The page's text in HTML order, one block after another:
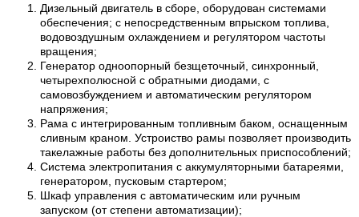
Дизельный двигатель в сборе, оборудован системами
обеспечения; с непосредственным впрыском топлива,
водовоздушным охлаждением и регулятором частоты
вращения;
Генератор одноопорный безщеточный, синхронный,
четырехполюсной с обратными диодами, с
самовозбуждением и автоматическим регулятором
напряжения;
Рама с интегрированным топливным баком, оснащенным
сливным краном. Устроиство рамы позволяет производить
такелажные работы без дополнительных приспособлений;
Система электропитания с аккумуляторными батареями,
генератором, пусковым стартером;
Шкаф управления с автоматическим или ручным
запуском (от степени автоматизации);